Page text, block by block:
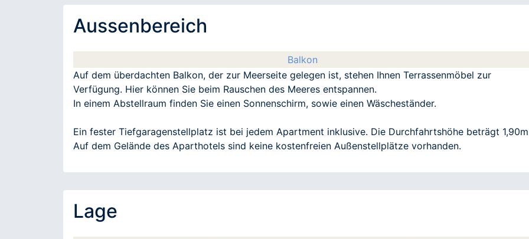
Aussenbereich
Balkon
Auf dem überdachten Balkon, der zur Meerseite gelegen ist, stehen Ihnen Terrassenmöbel zur
Verfügung. Hier können Sie beim Rauschen des Meeres entspannen.
In einem Abstellraum finden Sie einen Sonnenschirm, sowie einen Wäscheständer.
Ein fester Tiefgaragenstellplatz ist bei jedem Apartment inklusive. Die Durchfahrtshöhe beträgt
Auf dem Gelände des Aparthotels sind keine kostenfreien Außenstellplätze vorhanden.
Lage